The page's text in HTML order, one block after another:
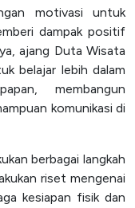
motivasi untuk
dampak positif
ajang Duta Wisata
belajar lebih dalam
membangun
komunikasi di
berbagai langkah
riset mengenai
kesiapan fisik dan